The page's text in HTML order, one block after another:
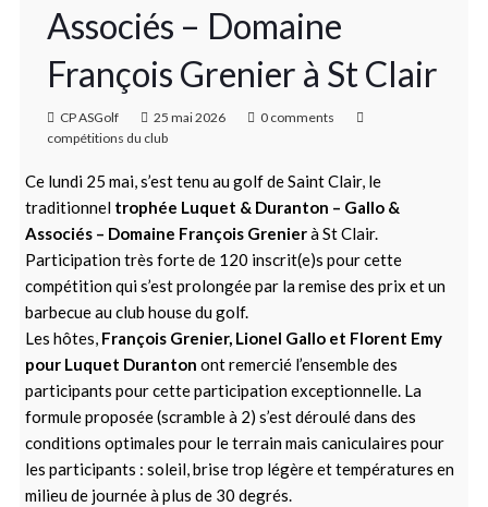
Associés – Domaine
François Grenier à St Clair
CP ASGolf 25 mai 2026
0 comments
compétitions du club
Ce lundi 25 mai, s’est tenu au golf de Saint Clair, le
traditionnel trophée Luquet & Duranton – Gallo &
Associés – Domaine François Grenierà St Clair.
Participation très forte de 120 inscrit(e)s pour cette
compétition qui s’est prolongée par la remise des prix et un
barbecue au club house du golf.
Les hôtes,François Grenier, Lionel Gallo et Florent Emy
pour Luquet Duranton ont remercié l’ensemble des
participants pour cette participation exceptionnelle. La
formule proposée (scramble à 2) s’est déroulé dans des
conditions optimales pour le terrain mais caniculaires pour
les participants : soleil, brise trop légère et températures en
milieu de journée à plus de 30 degrés.